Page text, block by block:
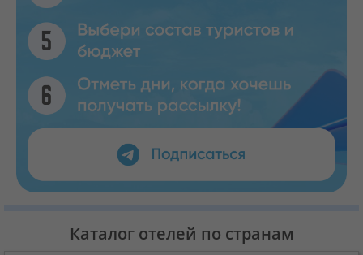
Каталог отелей по странам